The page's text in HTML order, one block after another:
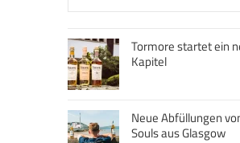
Tormore startet ein
Kapitel
Neue Abfüllungen
Souls aus Glasgow